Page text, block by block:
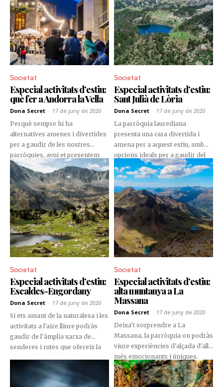
l'estil. Racons íntims envoltats de
muntanya o vistes urbanes de
postal. En aquest especial, et
portem a descobrir les terrasses
més boniques, originals i amb
encant, on cada detall està pensat
per fer-te viure l'estiu d'una
manera única.
Societat
Especial activitats d’estiu:
què fer a Andorra la Vella
Dona Secret - 17 de juny de 2020
Perquè sempre hi ha
alternatives amenes i divertides
per a gaudir de les nostres
parròquies, avui et presentem
les nostres opcions perquè
treguis el màxim profit al bon
temps a Andorra la Vella.
Societat
Especial activitats d’estiu:
Sant Julià de Lòria
Dona Secret - 17 de juny de 2020
La parròquia laurediana
presenta una cara divertida i
amena per a aquest estiu, amb
opcions ideals per a gaudir del
bon temps en família i amb
amics.
Societat
Especial activitats d’estiu:
Escaldes-Engordany
Dona Secret - 17 de juny de 2020
Si ets amant de la naturalesa i les
activitats a l'aire lliure podràs
gaudir de l'àmplia xarxa de
senderes i rutes que ofereix la
Societat
Especial activitats d’estiu:
alta muntanya a La
Massana
Dona Secret - 17 de juny de 2020
Deixa't sorprendre a La
Massana, la parròquia on podràs
viure experiències d'alçada d'allò
més emocionants i úniques.
T'ho perdràs?